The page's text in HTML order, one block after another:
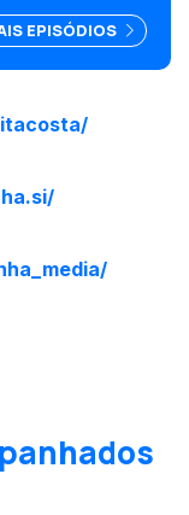
EPISÓDIOS